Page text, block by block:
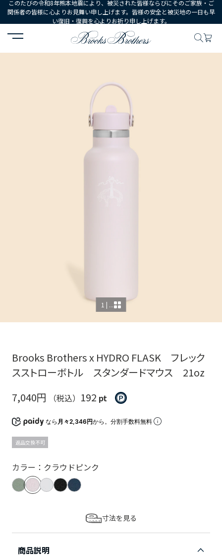
このたびの令和8年熊本地震により、被災された皆様ならびにそのご家族・ご
関係者の皆様に心よりお見舞い申し上げます。皆様の安全と被災地の一日も早
い復旧・復興を心よりお祈り申し上げます。
HOME シューズ・アクセサリー 小物・雑貨 Brooks
1 | ...
Brooks Brothers x HYDRO FLASK フレック
スストローボトル スタンダードマウス 21oz
7,040円
（税込） 192 pt
なら 月々2,346円から。分割手数料無料
返品交換不可
カラー：クラウドピンク
寸法を見る
商品説明